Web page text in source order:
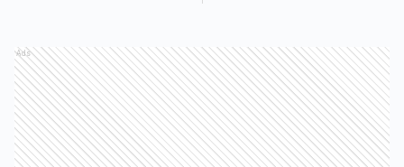
Ads